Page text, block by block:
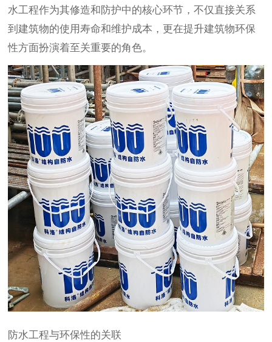
水工程作为其修造和防护中的核心环节，不仅直接关系
到建筑物的使用寿命和维护成本，更在提升建筑物环保
性方面扮演着至关重要的角色。
防水工程与环保性的关联